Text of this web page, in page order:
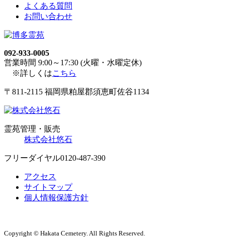
よくある質問
お問い合わせ
092-933-0005
営業時間 9:00～17:30 (火曜・水曜定休)
※詳しくはこちら
〒811-2115 福岡県粕屋郡須恵町佐谷1134
霊苑管理・販売
株式会社悠石
フリーダイヤル0120-487-390
アクセス
サイトマップ
個人情報保護方針
Copyright © Hakata Cemetery. All Rights Reserved.